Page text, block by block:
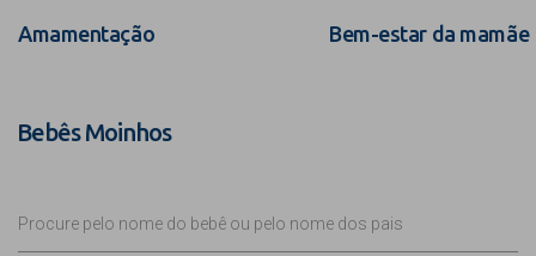
Amamentação Bem-estar da mamãe
Bebês Moinhos
Procure pelo nome do bebê ou pelo nome dos pais